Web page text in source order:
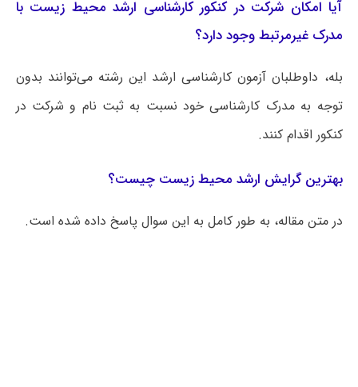
آیا امکان شرکت در کنکور کارشناسی ارشد محیط زیست با
مدرک غیرمرتبط وجود دارد؟
بله، داوطلبان آزمون کارشناسی ارشد این رشته می‌توانند بدون
توجه به مدرک کارشناسی خود نسبت به ثبت نام و شرکت در
کنکور اقدام کنند.
بهترین گرایش ارشد محیط زیست چیست؟
در متن مقاله، به طور کامل به این سوال پاسخ داده شده است.